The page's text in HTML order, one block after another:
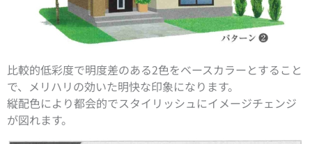
比較的低彩度で明度差のある2色をベースカラーとすること
で、メリハリの効いた明快な印象になります。
縦配色により都会的でスタイリッシュにイメージチェンジ
が図れます。